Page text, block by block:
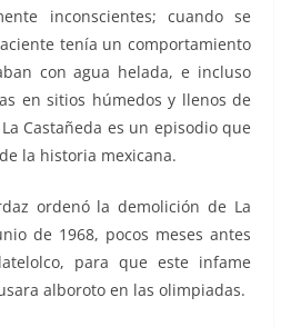
inconscientes; cuando se
tenía un comportamiento
con agua helada, e incluso
en sitios húmedos y llenos de
Castañeda es un episodio que
la historia mexicana.
ordenó la demolición de La
de 1968, pocos meses antes
para que este infame
alboroto en las olimpiadas.